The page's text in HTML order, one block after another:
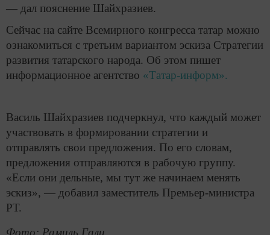
— дал пояснение Шайхразиев.
Сейчас на сайте Всемирного конгресса татар можно
ознакомиться с третьим вариантом эскиза Стратегии
развития татарского народа. Об этом пишет
информационное агентство «Татар-информ».
Василь Шайхразиев подчеркнул, что каждый может
участвовать в формировании стратегии и
отправлять свои предложения. По его словам,
предложения отправляются в рабочую группу.
«Если они дельные, мы тут же начинаем менять
эскиз», — добавил заместитель Премьер-министра
РТ.
Фото: Рамиль Гали.